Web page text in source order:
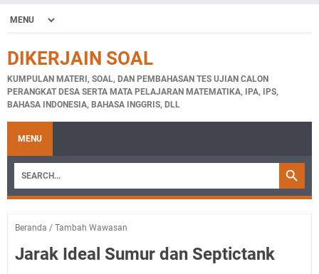
DIKERJAIN SOAL
KUMPULAN MATERI, SOAL, DAN PEMBAHASAN TES UJIAN CALON
PERANGKAT DESA SERTA MATA PELAJARAN MATEMATIKA, IPA, IPS,
BAHASA INDONESIA, BAHASA INGGRIS, DLL
MENU
Beranda / Tambah Wawasan
Jarak Ideal Sumur dan Septictank